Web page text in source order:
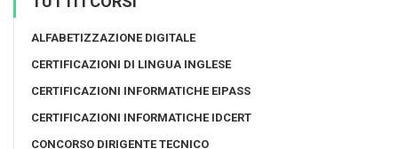
ALFABETIZZAZIONE DIGITALE
CERTIFICAZIONI DI LINGUA INGLESE
CERTIFICAZIONI INFORMATICHE EIPASS
CERTIFICAZIONI INFORMATICHE IDCERT
CONCORSO DIRIGENTE TECNICO